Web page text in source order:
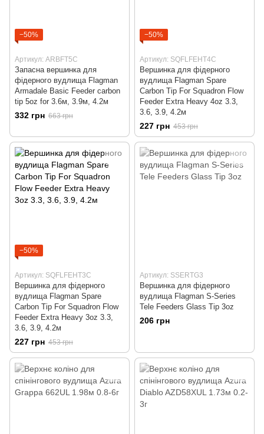
−50%
Артикул: ARBFT5C
Запасна вершинка для
фідерного вудлища Flagman
Armadale Basic Feeder carbon
tip 5oz for 3.6м, 3.9м, 4.2м
332 грн 663 грн
−50%
Артикул: SQFLFEHT4C
Вершинка для фідерного
вудлища Flagman Spare
Carbon Tip For Squadron Flow
Feeder Extra Heavy 4oz 3.3,
3.6, 3.9, 4.2м
227 грн 453 грн
−50%
Артикул: SQFLFEHT3C
Вершинка для фідерного
вудлища Flagman Spare
Carbon Tip For Squadron Flow
Feeder Extra Heavy 3oz 3.3,
3.6, 3.9, 4.2м
227 грн 453 грн
Артикул: SSERTG3
Вершинка для фідерного
вудлища Flagman S-Series
Tele Feeders Glass Tip 3oz
206 грн